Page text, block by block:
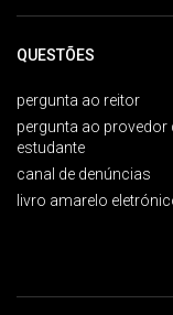
QUESTÕES
pergunta ao reitor
pergunta ao provedor
estudante
canal de denúncias
livro amarelo